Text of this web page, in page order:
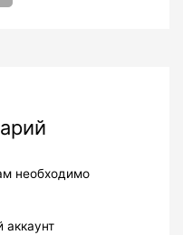
необходимо
аккаунт